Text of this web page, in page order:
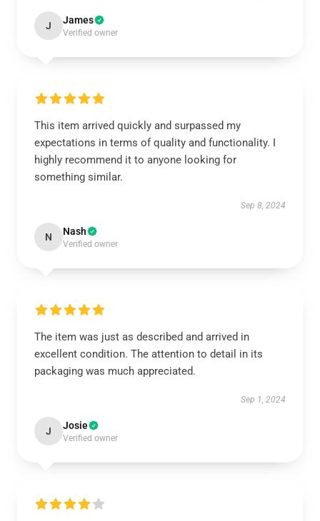
J James
Verified owner
This item arrived quickly and surpassed my
expectations in terms of quality and functionality. I
highly recommend it to anyone looking for
something similar.
Sep 8, 2024
N Nash
Verified owner
The item was just as described and arrived in
excellent condition. The attention to detail in its
packaging was much appreciated.
Sep 1, 2024
J Josie
Verified owner